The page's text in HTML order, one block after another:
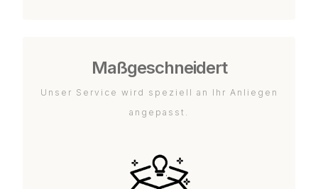
Maßgeschneidert
Unser Service wird speziell an Ihr Anliegen
angepasst.